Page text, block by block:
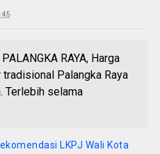
RAYA, Harga
Palangka Raya
Terlebih selama
LKPJ Wali Kota